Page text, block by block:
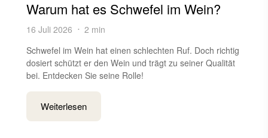
Warum hat es Schwefel im Wein?
16 Juli 2026
2 min
Schwefel im Wein hat einen schlechten Ruf. Doch richtig
dosiert schützt er den Wein und trägt zu seiner Qualität
bei. Entdecken Sie seine Rolle!
Weiterlesen